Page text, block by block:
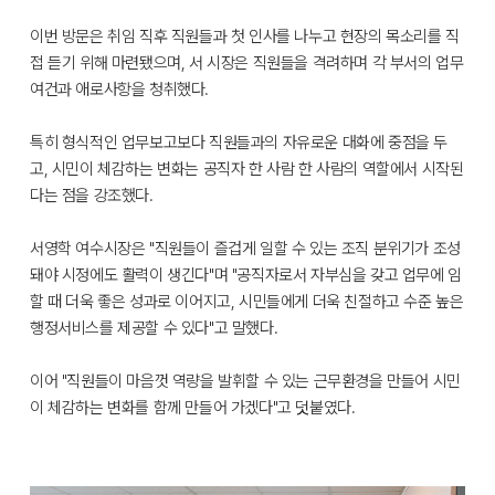
이번 방문은 취임 직후 직원들과 첫 인사를 나누고 현장의 목소리를 직
접 듣기 위해 마련됐으며, 서 시장은 직원들을 격려하며 각 부서의 업무
여건과 애로사항을 청취했다.
특히 형식적인 업무보고보다 직원들과의 자유로운 대화에 중점을 두
고, 시민이 체감하는 변화는 공직자 한 사람 한 사람의 역할에서 시작된
다는 점을 강조했다.
서영학 여수시장은 "직원들이 즐겁게 일할 수 있는 조직 분위기가 조성
돼야 시정에도 활력이 생긴다"며 "공직자로서 자부심을 갖고 업무에 임
할 때 더욱 좋은 성과로 이어지고, 시민들에게 더욱 친절하고 수준 높은
행정서비스를 제공할 수 있다"고 말했다.
이어 "직원들이 마음껏 역량을 발휘할 수 있는 근무환경을 만들어 시민
이 체감하는 변화를 함께 만들어 가겠다"고 덧붙였다.